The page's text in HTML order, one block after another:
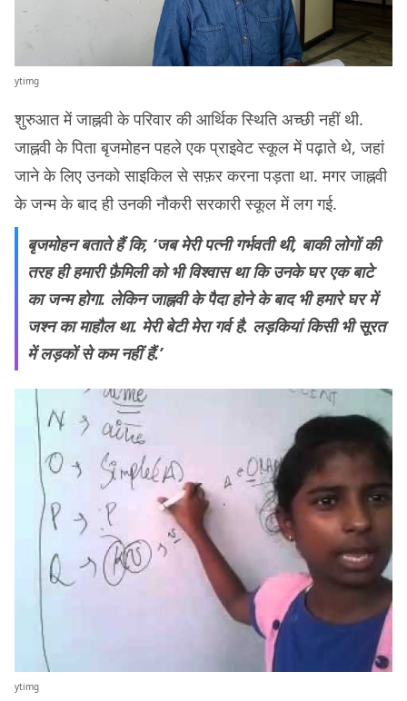
ytimg
शुरुआत में जाह्नवी के परिवार की आर्थिक स्थिति अच्छी नहीं थी.
जाह्नवी के पिता बृजमोहन पहले एक प्राइवेट स्कूल में पढ़ाते थे, जहां
जाने के लिए उनको साइकिल से सफ़र करना पड़ता था. मगर जाह्नवी
के जन्म के बाद ही उनकी नौकरी सरकारी स्कूल में लग गई.
बृजमोहन बताते हैं कि, ‘जब मेरी पत्नी गर्भवती थी, बाकी लोगों की
तरह ही हमारी फ़ैमिली को भी विश्वास था कि उनके घर एक बाटे
का जन्म होगा. लेकिन जाह्नवी के पैदा होने के बाद भी हमारे घर में
जश्न का माहौल था. मेरी बेटी मेरा गर्व है. लड़कियां किसी भी सूरत
में लड़कों से कम नहीं हैं.’
ytimg